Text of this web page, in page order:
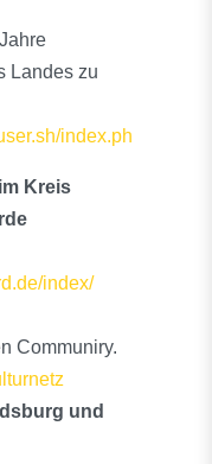
Landes zu
index.php
Kreis
index/
Communiry.
und